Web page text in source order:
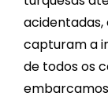
acidentadas,
capturam a
de todos os